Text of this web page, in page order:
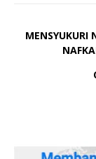
MENSYUKURI